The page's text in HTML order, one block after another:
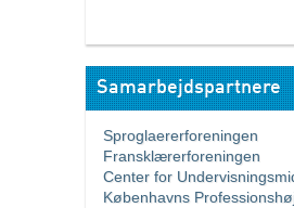
Samarbejdspartnere
Sproglaererforeningen
Fransklærerforeningen
Center for
Københavns